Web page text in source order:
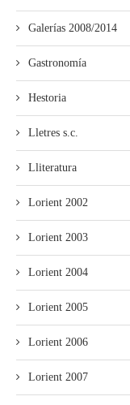
Galerías 2008/2014
Gastronomía
Hestoria
Lletres s.c.
Lliteratura
Lorient 2002
Lorient 2003
Lorient 2004
Lorient 2005
Lorient 2006
Lorient 2007